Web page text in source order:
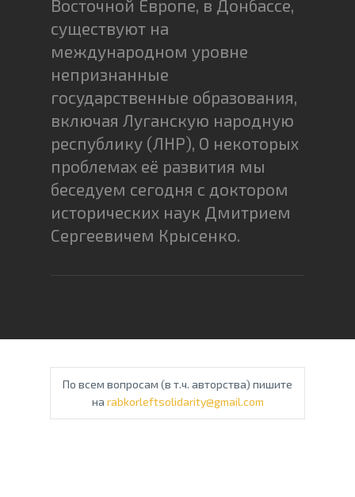
Восточной Европе, в Донбассе,
существуют на
международном уровне
непризнанные
государственные образования,
включая Луганскую народную
республику (ЛНР), О некоторых
проблемах её развития мы
беседуем сегодня с доктором
исторических наук Дмитрием
Сергеевичем Крысенко.
По всем вопросам (в т.ч. авторства) пишите
на rabkorleftsolidarity@gmail.com